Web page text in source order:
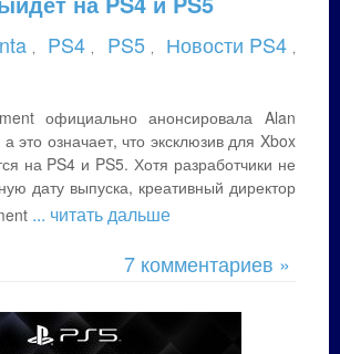
PS4 PS5 Новости PS4
официально анонсировала Alan
это означает, что эксклюзив для Xbox
на PS4 и PS5. Хотя разработчики не
дату выпуска, креативный директор
... читать дальше
7 комментариев »